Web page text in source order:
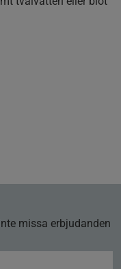
missa erbjudanden